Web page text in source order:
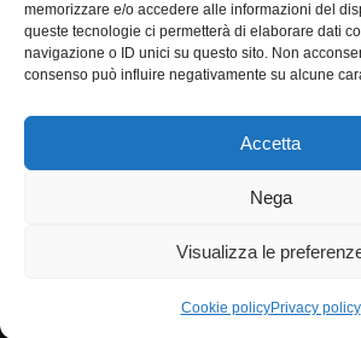
memorizzare e/o accedere alle informazioni del
queste tecnologie ci permetterà di elaborare dati
navigazione o ID unici su questo sito. Non
consenso può influire negativamente su alcune
Accetta
Nega
Visualizza le
Cookie policyPrivacy policy
pubblicizzando e fornendo link al sito
Cookie policy Contatti